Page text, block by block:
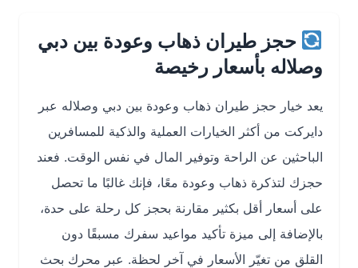
حجز طيران ذهاب وعودة بين دبي
وصلاله بأسعار رخيصة
يعد خيار حجز طيران ذهاب وعودة بين دبي وصلاله عبر
دايركت من أكثر الخيارات العملية والذكية للمسافرين
الباحثين عن الراحة وتوفير المال في نفس الوقت. فعند
حجزك لتذكرة ذهاب وعودة معًا، فإنك غالبًا ما تحصل
على أسعار أقل بكثير مقارنة بحجز كل رحلة على حدة،
بالإضافة إلى ميزة تأكيد مواعيد سفرك مسبقًا دون
القلق من تغيّر الأسعار في آخر لحظة. عبر محرك بحث